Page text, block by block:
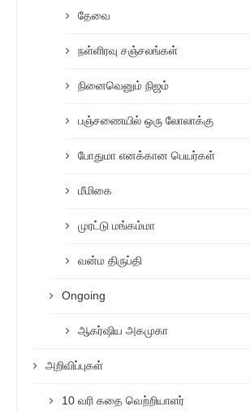
தேவை
நள்ளிரவு சஞ்சலங்கள்
நினைவெனும் நிஜம்
பஞ்சணையில் ஒரு லோலாக்கு
போதுமா எனக்கான பெயர்கள்
மீமிகை
முரட்டு மங்கம்மா
வன்ம திருப்தி
Ongoing
ஆகர்ஷிய அகமுகா
அறிவிப்புகள்
10 வரி கதை வெற்றியாளர்